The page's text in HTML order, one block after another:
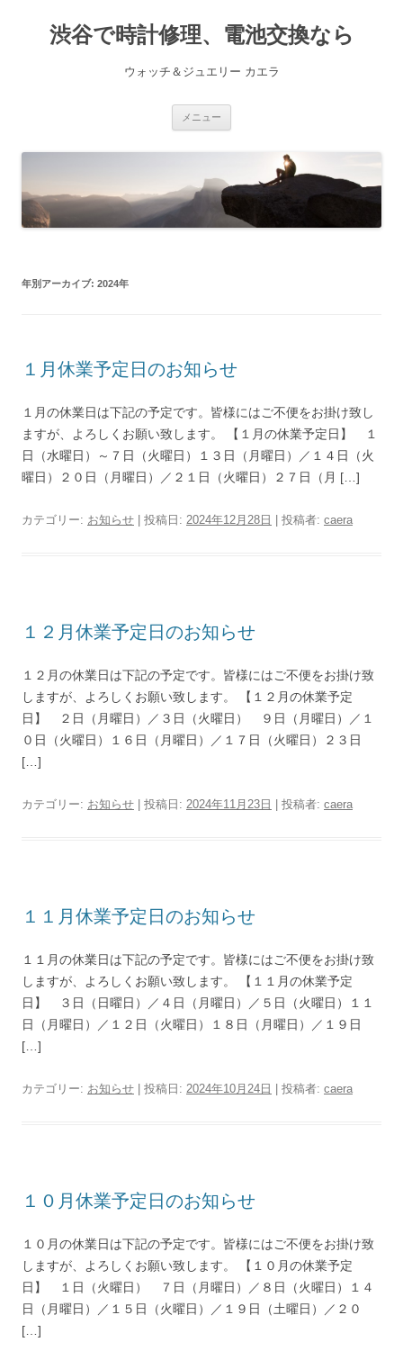
渋谷で時計修理、電池交換なら
ウォッチ＆ジュエリー カエラ
メニュー
ス
キ
プ
年別アーカイブ: 2024年
１月休業予定日のお知らせ
１月の休業日は下記の予定です。皆様にはご不便をお掛け致し
ますが、よろしくお願い致します。 【１月の休業予定日】 １
日（水曜日）～７日（火曜日）１３日（月曜日）／１４日（火
曜日）２０日（月曜日）／２１日（火曜日）２７日（月 […]
カテゴリー: お知らせ | 投稿日: 2024年12月28日 投稿者: caera
１２月休業予定日のお知らせ
１２月の休業日は下記の予定です。皆様にはご不便をお掛け致
しますが、よろしくお願い致します。 【１２月の休業予定
日】 ２日（月曜日）／３日（火曜日） ９日（月曜日）／１
０日（火曜日）１６日（月曜日）／１７日（火曜日）２３日
[…]
カテゴリー: お知らせ | 投稿日: 2024年11月23日 投稿者: caera
１１月休業予定日のお知らせ
１１月の休業日は下記の予定です。皆様にはご不便をお掛け致
しますが、よろしくお願い致します。 【１１月の休業予定
日】 ３日（日曜日）／４日（月曜日）／５日（火曜日）１１
日（月曜日）／１２日（火曜日）１８日（月曜日）／１９日
[…]
カテゴリー: お知らせ | 投稿日: 2024年10月24日 投稿者: caera
１０月休業予定日のお知らせ
１０月の休業日は下記の予定です。皆様にはご不便をお掛け致
しますが、よろしくお願い致します。 【１０月の休業予定
日】 １日（火曜日） ７日（月曜日）／８日（火曜日）１４
日（月曜日）／１５日（火曜日）／１９日（土曜日）／２０
[…]